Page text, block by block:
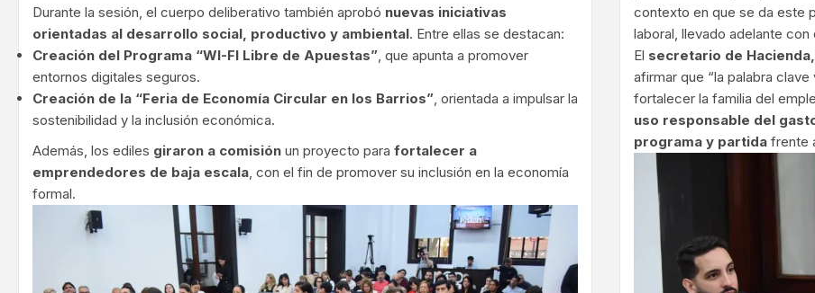
Durante la sesión, el cuerpo deliberativo también aprobó nuevas iniciativas
orientadas al desarrollo social, productivo y ambiental. Entre ellas se destacan:
Creación del Programa “WI-FI Libre de Apuestas”, que apunta a promover
entornos digitales seguros.
Creación de la “Feria de Economía Circular en los Barrios”, orientada a impulsar la
sostenibilidad y la inclusión económica.
Además, los ediles giraron a comisión un proyecto para fortalecer a
emprendedores de baja escala, con el fin de promover su inclusión en la economía
formal.
contexto en que se da este
laboral, llevado adelante
El secretario de
afirmar que “la palabra
fortalecer la familia del
uso responsable del
programa y partida frente